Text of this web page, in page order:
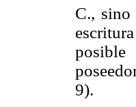
C., sino
9).